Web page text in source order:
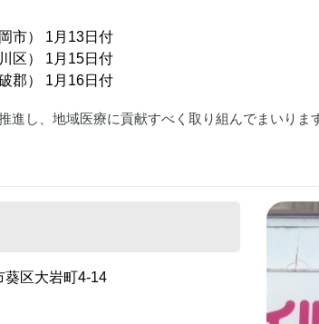
市） 1月13日付
区） 1月15日付
郡） 1月16日付
進し、地域医療に貢献すべく取り組んでまいりま
区大岩町4-14